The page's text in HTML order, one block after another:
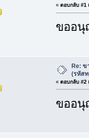
« ตอบกลับ #1
ขออนุ
Re: ข
(รหัส
« ตอบกลับ #2
ขออนุ